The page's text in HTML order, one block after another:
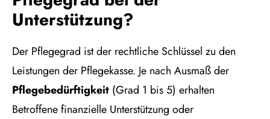
Unterstützung?
Der Pflegegrad ist der rechtliche Schlüssel zu den
Leistungen der Pflegekasse. Je nach Ausmaß der
Pflegebedürftigkeit (Grad 1 bis 5) erhalten
Betroffene finanzielle Unterstützung oder